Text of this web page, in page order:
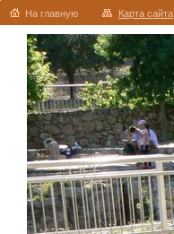
На главную Карта сайта